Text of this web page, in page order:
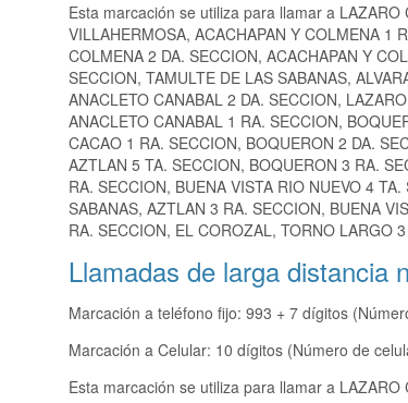
Esta marcación se utiliza para llamar a
VILLAHERMOSA, ACACHAPAN Y COLMENA 1
COLMENA 2 DA. SECCION, ACACHAPAN Y
SECCION, TAMULTE DE LAS SABANAS,
ANACLETO CANABAL 2 DA. SECCION,
ANACLETO CANABAL 1 RA. SECCION,
CACAO 1 RA. SECCION, BOQUERON 2 DA.
AZTLAN 5 TA. SECCION, BOQUERON 3 RA.
RA. SECCION, BUENA VISTA RIO NUEVO 4
SABANAS, AZTLAN 3 RA. SECCION, BUENA
RA. SECCION, EL COROZAL, TORNO LARGO
Llamadas de larga distancia
Marcación a teléfono fijo: 993 + 7 dígitos
Marcación a Celular: 10 dígitos (Número de
Esta marcación se utiliza para llamar a